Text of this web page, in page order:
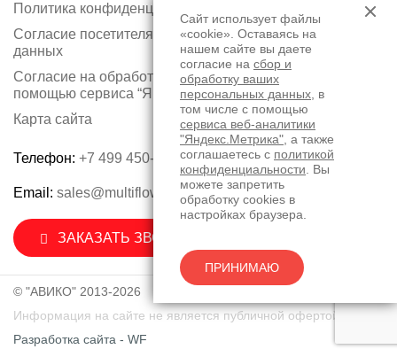
Политика конфиденциальности
Согласие посетителя сайта на обработку персональных
данных
Согласие на обработку персональных данных с
помощью сервиса “Яндекс.Метрика”
Карта сайта
Телефон: +7 499 450-75-50
Email: sales@multiflow.ru
ЗАКАЗАТЬ ЗВОНОК
© "АВИКО" 2013-2026
Информация на сайте не является публичной офертой.
Разработка сайта - WF
Сайт использует файлы
«cookie». Оставаясь на
нашем сайте вы даете
согласие на сбор и
обработку ваших
персональных данных , в
том числе с помощью
сервиса веб-аналитики
"Яндекс.Метрика" , а также
соглашаетесь с политикой
конфиденциальности . Вы
можете запретить
обработку cookies в
настройках браузера.
ПРИНИМАЮ